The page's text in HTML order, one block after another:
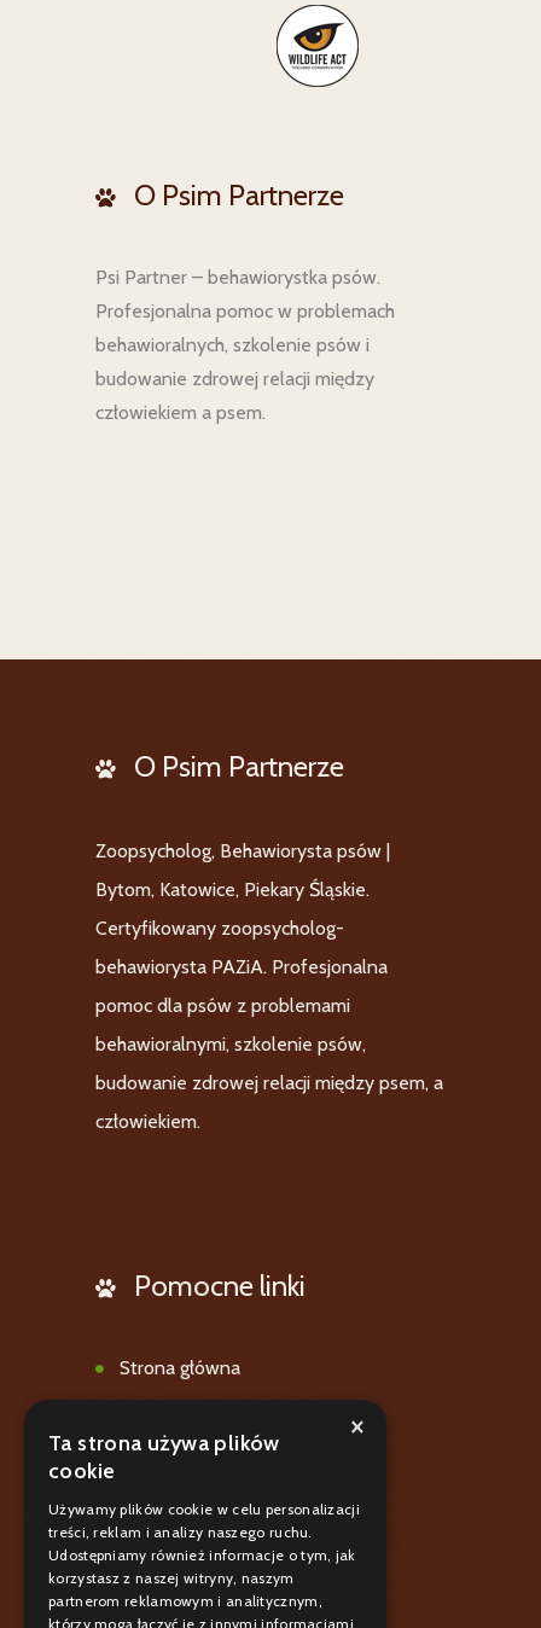
O Psim Partnerze
Psi Partner – behawiorystka psów.
Profesjonalna pomoc w problemach
behawioralnych, szkolenie psów i
budowanie zdrowej relacji między
człowiekiem a psem.
O Psim Partnerze
Zoopsycholog, Behawiorysta psów |
Bytom, Katowice, Piekary Śląskie.
Certyfikowany zoopsycholog-
behawiorysta PAZiA. Profesjonalna
pomoc dla psów z problemami
behawioralnymi, szkolenie psów,
budowanie zdrowej relacji między psem, a
człowiekiem.
Pomocne linki
Strona główna
Galeria
Blog
Polityka prywatnośći
Kontakt
×
Ta strona używa plików
cookie
Używamy plików cookie w celu personalizacji
treści, reklam i analizy naszego ruchu.
Udostępniamy również informacje o tym, jak
korzystasz z naszej witryny, naszym
partnerom reklamowym i analitycznym,
którzy mogą łączyć je z innymi informacjami,